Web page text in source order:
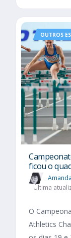
OUTROS
ficou o
Última
O
Athletics